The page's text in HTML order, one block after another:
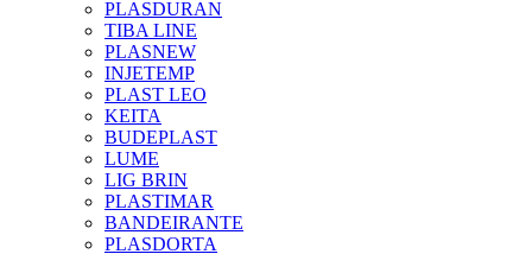
PLASDURAN
TIBA LINE
PLASNEW
INJETEMP
PLAST LEO
KEITA
BUDEPLAST
LUME
LIG BRIN
PLASTIMAR
BANDEIRANTE
PLASDORTA